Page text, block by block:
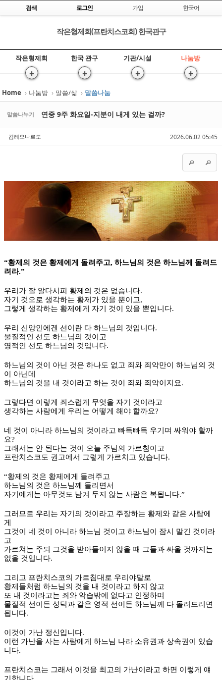
Skip to content
검색 로그인 가입 한국어
작은형제회(프란치스코회) 한국관구
작은형제회
+
한국 관구
+
기관/시설
+
나눔방
+
Home › 나눔방 › 말씀/삶 › 말씀나눔
말씀나누기
2026.06.02 05:45
연중 9주 화요일-지분이 내게 있는 걸까?
김레오나르도
“황제의 것은 황제에게 돌려주고, 하느님의 것은 하느님께 돌려드
려라.”
우리가 잘 알다시피 황제의 것은 없습니다.
자기 것으로 생각하는 황제가 있을 뿐이고,
그렇게 생각하는 황제에게 자기 것이 있을 뿐입니다.
우리 신앙인에겐 선이란 다 하느님의 것입니다.
물질적인 선도 하느님의 것이고
영적인 선도 하느님의 것입니다.
하느님의 것이 아닌 것은 하나도 없고 죄와 죄악만이 하느님의 것
이 아닌데
하느님의 것을 내 것이라고 하는 것이 죄와 죄악이지요.
그렇다면 이렇게 죄스럽게 무엇을 자기 것이라고
생각하는 사람에게 우리는 어떻게 해야 할까요?
네 것이 아니라 하느님의 것이라고 빠득빠득 우기며 싸워야 할까
요?
그래서는 안 된다는 것이 오늘 주님의 가르침이고
프란치스코도 권고에서 그렇게 가르치고 있습니다.
“황제의 것은 황제에게 돌려주고
하느님의 것은 하느님께 돌리면서
자기에게는 아무것도 남겨 두지 않는 사람은 복됩니다.”
그러므로 우리는 자기의 것이라고 주장하는 황제와 같은 사람에
게
그것이 네 것이 아니라 하느님 것이고 하느님이 잠시 맡긴 것이라
고
가르쳐는 주되 그것을 받아들이지 않을 때 그들과 싸울 것까지는
없을 것입니다.
그리고 프란치스코의 가르침대로 우리야말로
황제들처럼 하느님의 것을 내 것이라고 하지 않고
또 내 것이라고는 죄와 악습밖에 없다고 인정하며
물질적 선이든 성덕과 같은 영적 선이든 하느님께 다 돌려드리면
됩니다.
이것이 가난 정신입니다.
이런 가난을 사는 사람에게 하느님 나라 소유권과 상속권이 있습
니다.
프란치스코는 그래서 이것을 최고의 가난이라고 하면 이렇게 얘
기합니다.
Sketchbook5, 스케치북5
Sketchbook5, 스케치북5
Sketchbook5, 스케치북5
Sketchbook5, 스케치북5